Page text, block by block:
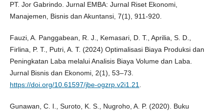
PT. Jor Gabrindo. Jurnal EMBA: Jurnal Riset Ekonomi,
Manajemen, Bisnis dan Akuntansi, 7(1), 911-920.
Fauzi, A. Panggabean, R. J., Kemasari, D. T., Aprilia, S. D.,
Firlina, P. T., Putri, A. T. (2024) Optimalisasi Biaya Produksi dan
Peningkatan Laba melalui Analisis Biaya Volume dan Laba.
Jurnal Bisnis dan Ekonomi, 2(1), 53–73.
https://doi.org/10.61597/jbe-ogzrp.v2i1.21
Gunawan, C. I., Suroto, K. S., Nugroho, A. P. (2020). Buku